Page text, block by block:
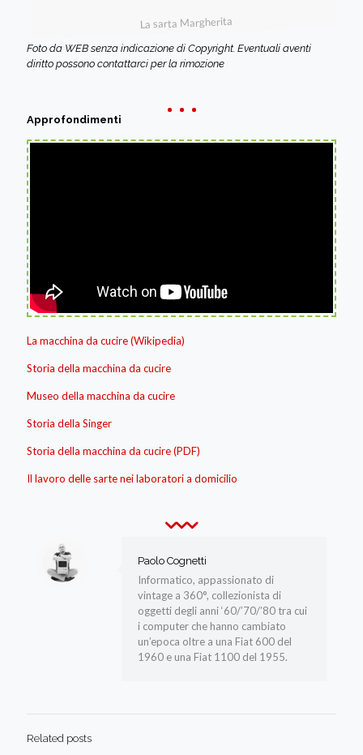
La sarta Margherita
Foto da WEB senza indicazione di Copyright. Eventuali aventi
diritto possono contattarci per la rimozione
Approfondimenti
La macchina da cucire (Wikipedia)
Storia della macchina da cucire
Museo della macchina da cucire
Storia della Singer
Storia della macchina da cucire (PDF)
Il lavoro delle sarte nei laboratori a domicilio
Paolo Cognetti
Informatico, appassionato di
vintage a 360°, collezionista di
oggetti degli anni ‘60/’70/’80 tra cui
i computer che hanno cambiato
un’epoca oltre a una Fiat 600 del
1960 e una Fiat 1100 del 1955.
Related posts